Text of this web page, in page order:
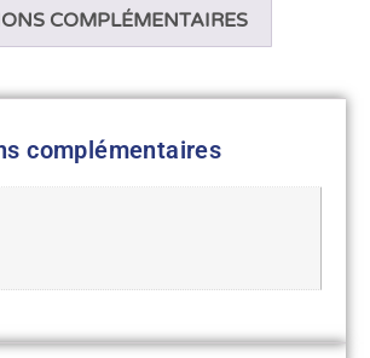
COMPLÉMENTAIRES
complémentaires